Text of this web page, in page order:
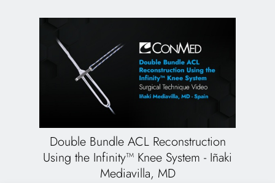
Double Bundle ACL Reconstruction
Using the Infinity™ Knee System - Iñaki
Mediavilla, MD